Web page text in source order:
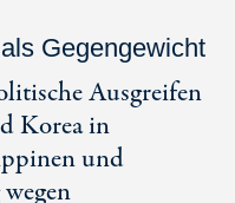
Gegengewicht
Ausgreifen
Korea in
und